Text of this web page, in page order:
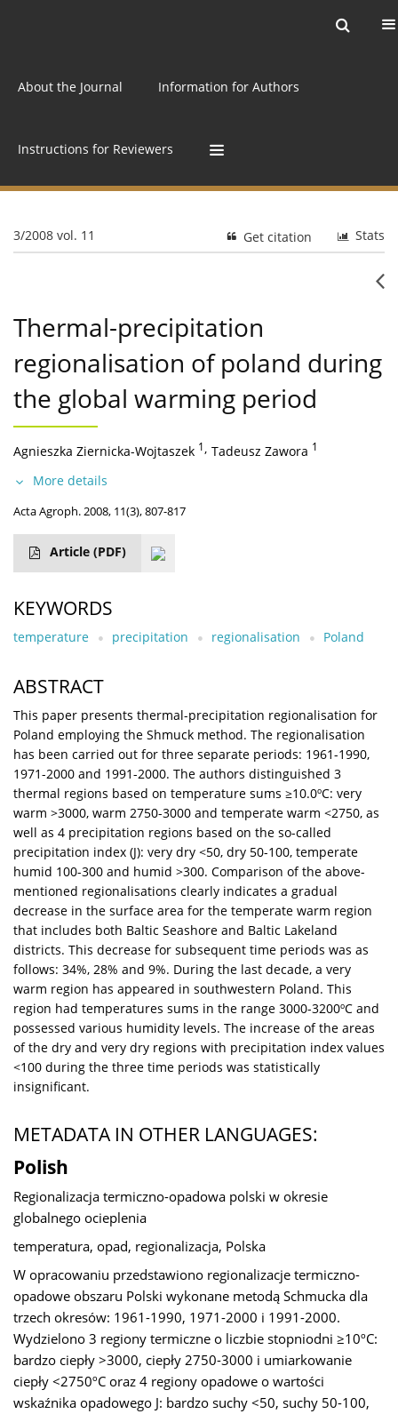
About the Journal Information for Authors
Instructions for Reviewers
3/2008 vol. 11 Stats
Get citation
Thermal-precipitation
regionalisation of poland during
the global warming period
Agnieszka Ziernicka-Wojtaszek 1, Tadeusz Zawora 1
More details
Acta Agroph. 2008, 11(3), 807-817
Article (PDF)
KEYWORDS
temperature precipitation regionalisation Poland
ABSTRACT
This paper presents thermal-precipitation regionalisation for
Poland employing the Shmuck method. The regionalisation
has been carried out for three separate periods: 1961-1990,
1971-2000 and 1991-2000. The authors distinguished 3
thermal regions based on temperature sums ≥10.0ºC: very
warm >3000, warm 2750-3000 and temperate warm <2750, as
well as 4 precipitation regions based on the so-called
precipitation index (J): very dry <50, dry 50-100, temperate
humid 100-300 and humid >300. Comparison of the above-
mentioned regionalisations clearly indicates a gradual
decrease in the surface area for the temperate warm region
that includes both Baltic Seashore and Baltic Lakeland
districts. This decrease for subsequent time periods was as
follows: 34%, 28% and 9%. During the last decade, a very
warm region has appeared in southwestern Poland. This
region had temperatures sums in the range 3000-3200ºC and
possessed various humidity levels. The increase of the areas
of the dry and very dry regions with precipitation index values
<100 during the three time periods was statistically
insignificant.
METADATA IN OTHER LANGUAGES:
Polish
Regionalizacja termiczno-opadowa polski w okresie
globalnego ocieplenia
temperatura, opad, regionalizacja, Polska
W opracowaniu przedstawiono regionalizacje termiczno-
opadowe obszaru Polski wykonane metodą Schmucka dla
trzech okresów: 1961-1990, 1971-2000 i 1991-2000.
Wydzielono 3 regiony termiczne o liczbie stopniodni ≥10ºC:
bardzo ciepły >3000, ciepły 2750-3000 i umiarkowanie
ciepły <2750ºC oraz 4 regiony opadowe o wartości
wskaźnika opadowego J: bardzo suchy <50, suchy 50-100,